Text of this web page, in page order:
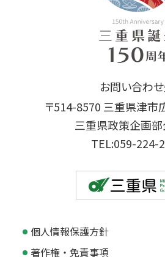
お問い合わ
〒514-8570 三重県津市
三重県政策企画
TEL:059-224-
個人情報保護方針
著作権・免責事項